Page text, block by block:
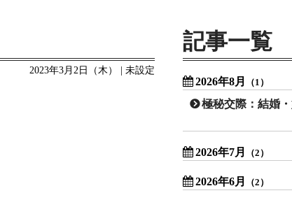
2023年3月2日（木） | 未設定
記事一覧
2026年8月 （1）
2026年7月 （2）
2026年6月 （2）